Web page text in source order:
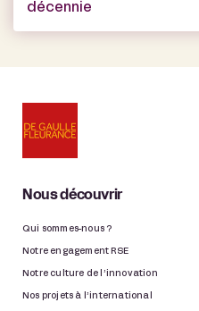
décennie
Nous découvrir
Qui sommes-nous ?
Notre engagement RSE
Notre culture de l’innovation
Nos projets à l’international